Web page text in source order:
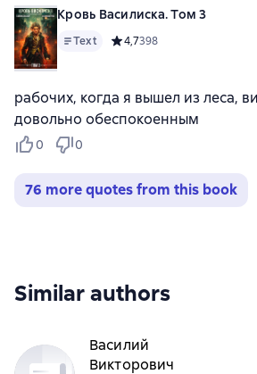
Кровь Василиска. Том 3
Text Средний рейтинг 4,7 на
4,7398
рабочих, когда я вышел из леса,
довольно обеспокоенным
0 0
76 more quotes from this book
Similar authors
Василий
Викторович